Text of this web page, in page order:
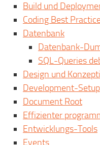
Build und
Coding Best
Datenbank
Datenbank-
SQL-Queries
Design und
Development-Setup
Document Root
Effizienter
Entwicklungs-Tools
Events